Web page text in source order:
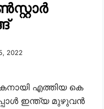
2022
എത്തിയ കെ
ഇന്ത്യ മുഴുവൻ